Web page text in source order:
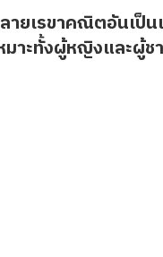
ยเรขาคณิตอันเ
มาะทั้งผู้หญิงและผู้ช